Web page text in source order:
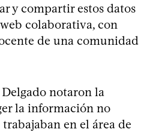
y compartir estos datos
colaborativa, con
de una comunidad
notaron la
la información no
en el área de